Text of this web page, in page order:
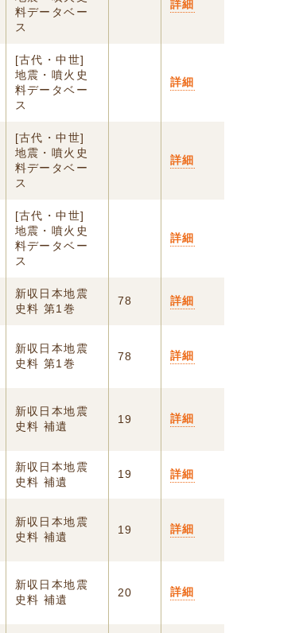
料データベー
ス
詳細
[古代・中世]
地震・噴火史
料データベー
ス
詳細
[古代・中世]
地震・噴火史
料データベー
ス
詳細
[古代・中世]
地震・噴火史
料データベー
ス
詳細
新収日本地震
史料 第1巻
78 詳細
新収日本地震
史料 第1巻
78 詳細
新収日本地震
史料 補遺
19 詳細
新収日本地震
史料 補遺
19 詳細
新収日本地震
史料 補遺
19 詳細
新収日本地震
史料 補遺
20 詳細